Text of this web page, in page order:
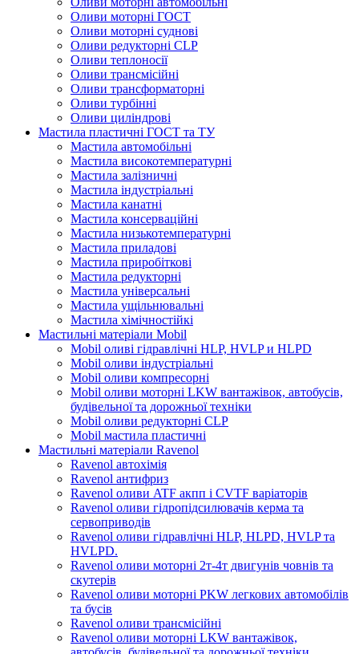
Оливи моторні ГОСТ
Оливи моторні суднові
Оливи редукторні CLP
Оливи теплоносії
Оливи трансмісійні
Оливи трансформаторні
Оливи турбінні
Оливи циліндрові
Мастила пластичні ГОСТ та ТУ
Мастила автомобільні
Мастила високотемпературні
Мастила залізничні
Мастила індустріальні
Мастила канатні
Мастила консерваційні
Мастила низькотемпературні
Мастила приладові
Мастила приробіткові
Мастила редукторні
Мастила універсальні
Мастила ущільнювальні
Мастила хімічностійкі
Мастильні матеріали Mobil
Mobil оливі гідравлічні HLP, HVLP и HLPD
Mobil оливи індустріальні
Mobil оливи компресорні
Mobil оливи моторні LKW вантажівок, автобусів,
будівельної та дорожньої техніки
Mobil оливи редукторні CLP
Mobil мастила пластичні
Мастильні матеріали Ravenol
Ravenol автохімія
Ravenol антифриз
Ravenol оливи ATF акпп і CVTF варіаторів
Ravenol оливи гідропідсилювачів керма та
сервоприводів
Ravenol оливи гідравлічні HLP, HLPD, HVLP та
HVLPD.
Ravenol оливи моторні 2т-4т двигунів човнів та
скутерів
Ravenol оливи моторні PKW легкових автомобілів
та бусів
Ravenol оливи трансмісійні
Ravenol оливи моторні LKW вантажівок,